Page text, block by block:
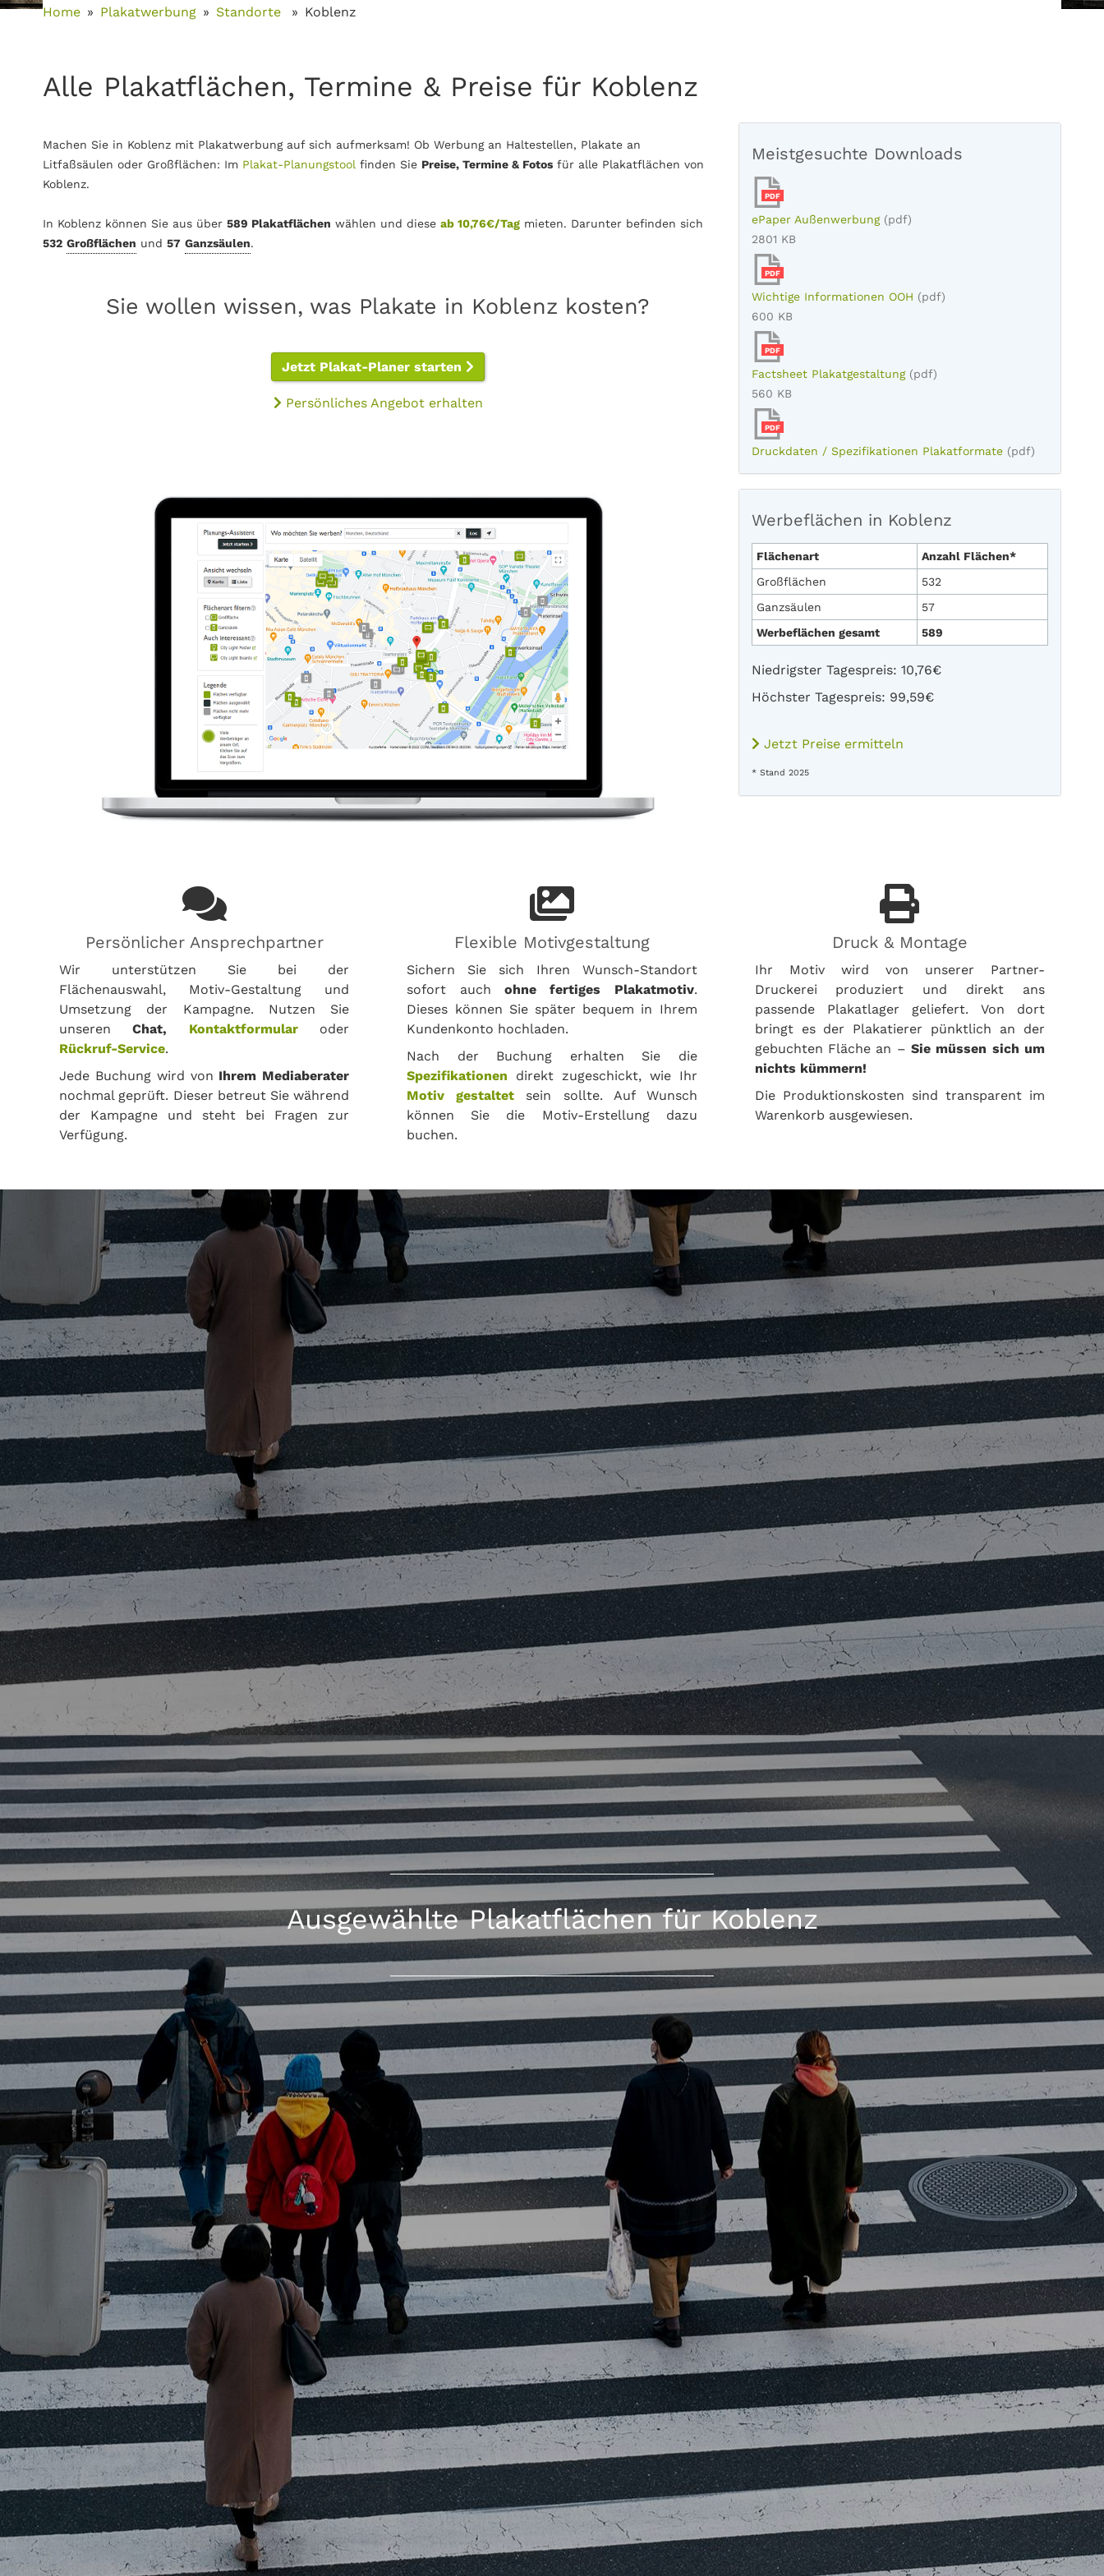
Home Plakatwerbung Standorte Koblenz
Alle Plakatflächen, Termine & Preise für Koblenz
Machen Sie in Koblenz mit Plakatwerbung auf sich aufmerksam! Ob Werbung an Haltestellen, Plakate an
Litfaßsäulen oder Großflächen: Im Plakat-Planungstool finden Sie Preise, Termine & Fotos für alle Plakatflächen von
Koblenz.
In Koblenz können Sie aus über 589 Plakatflächen wählen und diese ab 10,76€/Tag mieten. Darunter befinden sich
532 Großflächen und 57 Ganzsäulen.
Sie wollen wissen, was Plakate in Koblenz kosten?
Jetzt Plakat-Planer starten
Persönliches Angebot erhalten
Meistgesuchte Downloads
PDF
ePaper Außenwerbung (pdf)
2801 KB
PDF
Wichtige Informationen OOH (pdf)
600 KB
PDF
Factsheet Plakatgestaltung (pdf)
560 KB
PDF
Druckdaten / Spezifikationen Plakatformate (pdf)
Werbeflächen in Koblenz
Flächenart
Anzahl Flächen*
Großflächen
532
Ganzsäulen
57
Werbeflächen gesamt
589
Niedrigster Tagespreis: 10,76€
Höchster Tagespreis: 99,59€
Jetzt Preise ermitteln
* Stand 2025
Persönlicher Ansprechpartner
Wir unterstützen Sie bei der
Flächenauswahl, Motiv-Gestaltung und
Umsetzung der Kampagne. Nutzen Sie
unserenChat, Kontaktformularoder
Rückruf-Service.
Jede Buchung wird von Ihrem Mediaberater
nochmal geprüft. Dieser betreut Sie während
der Kampagne und steht bei Fragen zur
Verfügung.
Flexible Motivgestaltung
Sichern Sie sich Ihren Wunsch-Standort
sofort auch ohne fertiges Plakatmotiv.
Dieses können Sie später bequem in Ihrem
Kundenkonto hochladen.
Nach der Buchung erhalten Sie die
Spezifikationen direkt zugeschickt, wie Ihr
Motiv gestaltet sein sollte. Auf Wunsch
können Sie die Motiv-Erstellung dazu
buchen.
Druck & Montage
Ihr Motiv wird von unserer Partner-
Druckerei produziert und direkt ans
passende Plakatlager geliefert. Von dort
bringt es der Plakatierer pünktlich an der
gebuchten Fläche an – Sie müssen sich um
nichts kümmern!
Die Produktionskosten sind transparent im
Warenkorb ausgewiesen.
Ausgewählte Plakatflächen für Koblenz